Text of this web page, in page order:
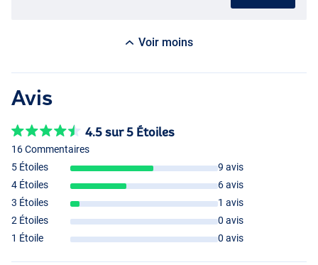
Voir moins
Avis
4.5 sur 5 Étoiles
16 Commentaires
5 Étoiles
9 avis
4 Étoiles
6 avis
3 Étoiles
1 avis
2 Étoiles
0 avis
1 Étoile
0 avis